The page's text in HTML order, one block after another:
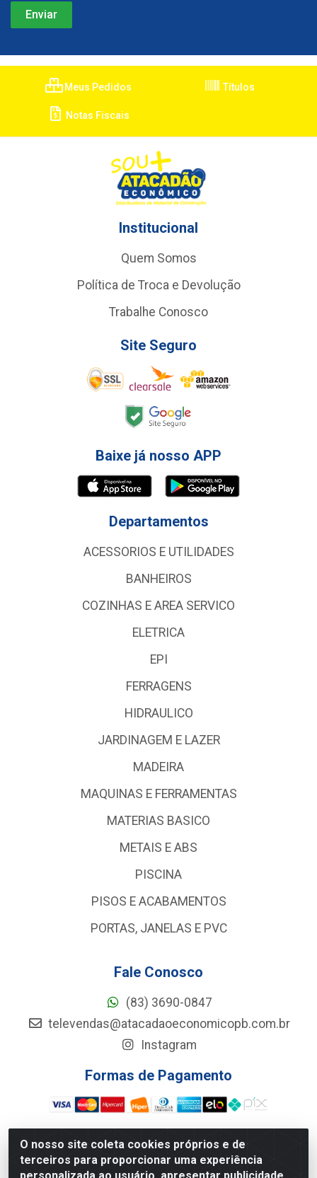
O nosso site coleta cookies próprios e de
terceiros para proporcionar uma experiência
Meus Pedidos Títulos
Notas Fiscais
Institucional
Quem Somos
Política de Troca e Devolução
Trabalhe Conosco
Site Seguro
Baixe já nosso APP
Departamentos
ACESSORIOS E UTILIDADES
BANHEIROS
COZINHAS E AREA SERVICO
ELETRICA
EPI
FERRAGENS
HIDRAULICO
JARDINAGEM E LAZER
MADEIRA
MAQUINAS E FERRAMENTAS
MATERIAS BASICO
METAIS E ABS
PISCINA
PISOS E ACABAMENTOS
PORTAS, JANELAS E PVC
Fale Conosco
(83) 3690-0847
televendas@atacadaoeconomicopb.com.br
Instagram
Formas de Pagamento
Atacadão Econômico - Rua Jose Ferreira De Lima, 127 -
GALPÃO 102 - Jardim Veneza, João Pessoa/PB - CEP